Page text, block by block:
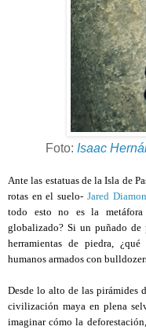
Foto: Isaac
Ante las estatuas de la Isla de
rotas en el suelo- Jared
todo esto no es la
globalizado? Si un puñado
herramientas de piedra,
humanos armados con
Desde lo alto de las pirámides
civilización maya en plena
imaginar cómo la